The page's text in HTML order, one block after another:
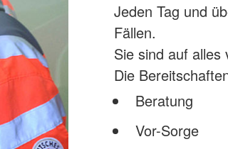
Jeden Tag und
Fällen.
Sie sind auf
Die
Beratung
Vor-Sorge